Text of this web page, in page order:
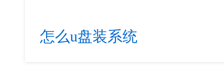
怎么u盘装系统